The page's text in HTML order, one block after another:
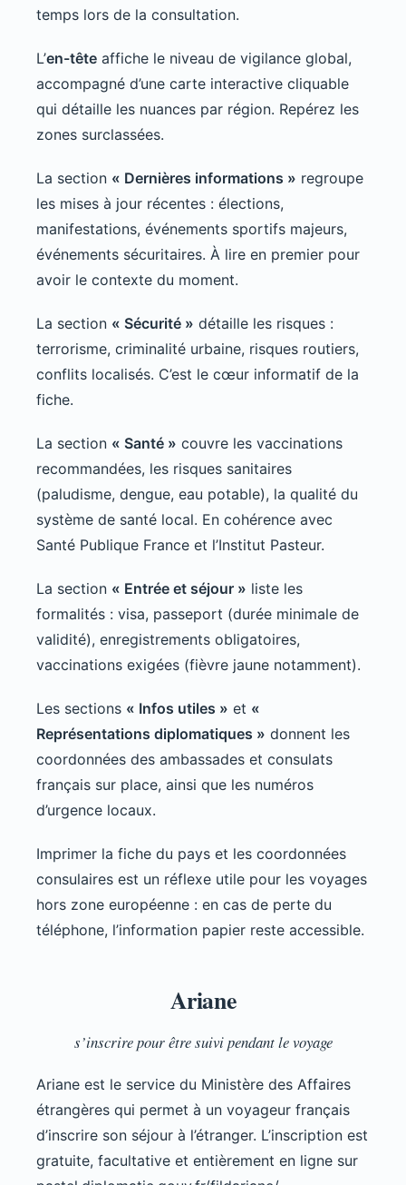
temps lors de la consultation.
L’en-tête affiche le niveau de vigilance global,
accompagné d’une carte interactive cliquable
qui détaille les nuances par région. Repérez les
zones surclassées.
La section « Dernières informations » regroupe
les mises à jour récentes : élections,
manifestations, événements sportifs majeurs,
événements sécuritaires. À lire en premier pour
avoir le contexte du moment.
La section « Sécurité » détaille les risques :
terrorisme, criminalité urbaine, risques routiers,
conflits localisés. C’est le cœur informatif de la
fiche.
La section « Santé » couvre les vaccinations
recommandées, les risques sanitaires
(paludisme, dengue, eau potable), la qualité du
système de santé local. En cohérence avec
Santé Publique France et l’Institut Pasteur.
La section « Entrée et séjour » liste les
formalités : visa, passeport (durée minimale de
validité), enregistrements obligatoires,
vaccinations exigées (fièvre jaune notamment).
Les sections « Infos utiles » et «
Représentations diplomatiques » donnent les
coordonnées des ambassades et consulats
français sur place, ainsi que les numéros
d’urgence locaux.
Imprimer la fiche du pays et les coordonnées
consulaires est un réflexe utile pour les voyages
hors zone européenne : en cas de perte du
téléphone, l’information papier reste accessible.
Ariane
s’inscrire pour être suivi pendant le voyage
Ariane est le service du Ministère des Affaires
étrangères qui permet à un voyageur français
d’inscrire son séjour à l’étranger. L’inscription est
gratuite, facultative et entièrement en ligne sur